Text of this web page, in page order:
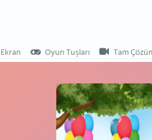
Oyun Tuşları Tam